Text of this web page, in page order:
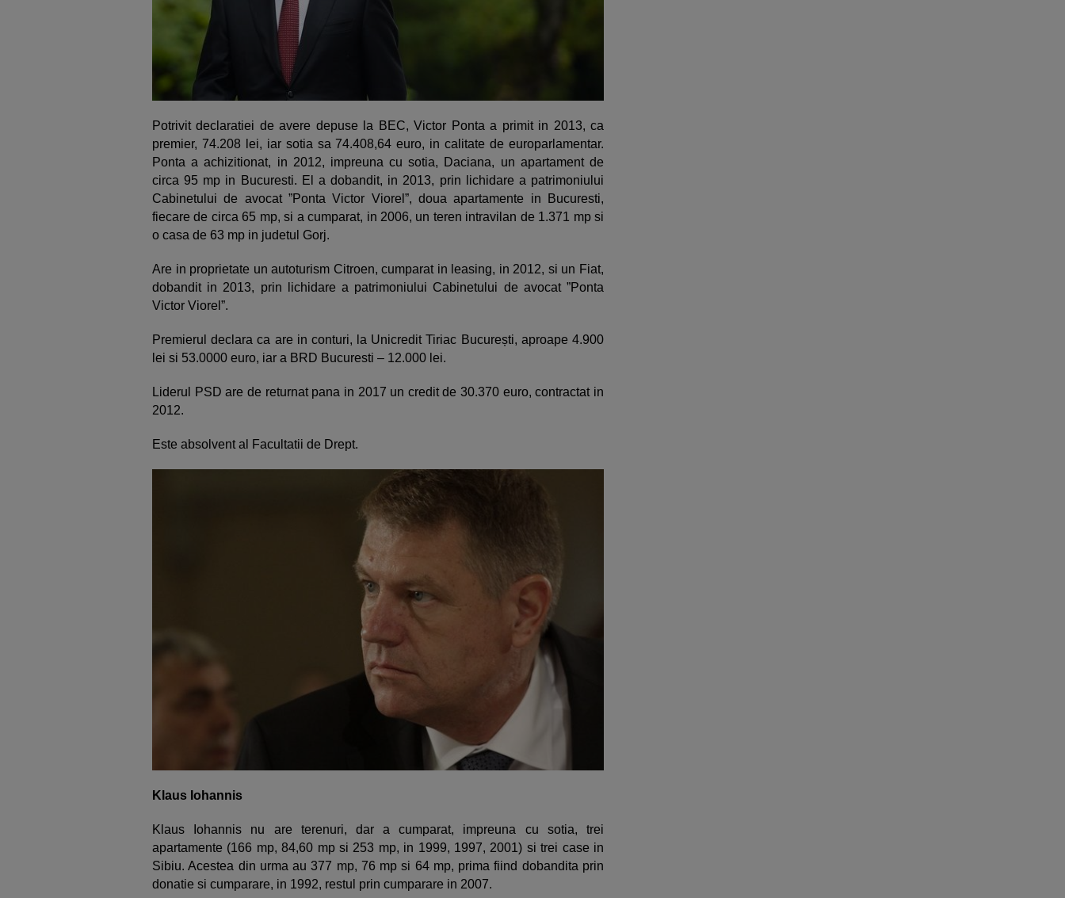
Potrivit declaratiei de avere depuse la BEC, Victor Ponta a primit in 2013, ca
premier, 74.208 lei, iar sotia sa 74.408,64 euro, in calitate de europarlamentar.
Ponta a achizitionat, in 2012, impreuna cu sotia, Daciana, un apartament de
circa 95 mp in Bucuresti. El a dobandit, in 2013, prin lichidare a patrimoniului
Cabinetului de avocat ”Ponta Victor Viorel”, doua apartamente in Bucuresti,
fiecare de circa 65 mp, si a cumparat, in 2006, un teren intravilan de 1.371 mp si
o casa de 63 mp in judetul Gorj.
Are in proprietate un autoturism Citroen, cumparat in leasing, in 2012, si un Fiat,
dobandit in 2013, prin lichidare a patrimoniului Cabinetului de avocat ”Ponta
Victor Viorel”.
Premierul declara ca are in conturi, la Unicredit Tiriac București, aproape 4.900
lei si 53.0000 euro, iar a BRD Bucuresti – 12.000 lei.
Liderul PSD are de returnat pana in 2017 un credit de 30.370 euro, contractat in
2012.
Este absolvent al Facultatii de Drept.
Klaus Iohannis
Klaus Iohannis nu are terenuri, dar a cumparat, impreuna cu sotia, trei
apartamente (166 mp, 84,60 mp si 253 mp, in 1999, 1997, 2001) si trei case in
Sibiu. Acestea din urma au 377 mp, 76 mp si 64 mp, prima fiind dobandita prin
donatie si cumparare, in 1992, restul prin cumparare in 2007.